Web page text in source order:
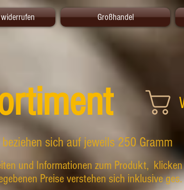
Großhandel
sich auf jeweils 250 Gramm
und Informationen zum Produkt, klicken
Preise verstehen sich inklusive ges.